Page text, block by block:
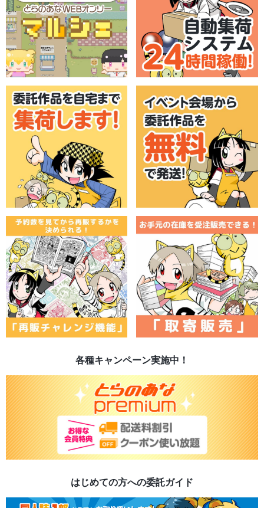
各種キャンペーン実施中！
はじめての方への委託ガイド